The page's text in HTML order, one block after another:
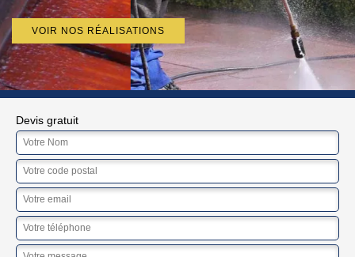
VOIR NOS RÉALISATIONS
Devis gratuit